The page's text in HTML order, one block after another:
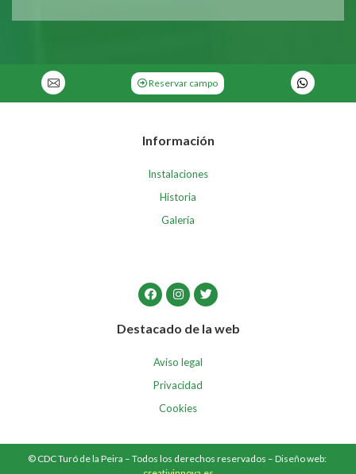
Reservar campo
Información
Instalaciones
Historia
Galería
Destacado de la web
Aviso legal
Privacidad
Cookies
© CDC Turó de la Peira – Todos los derechos reservados – Diseño web: